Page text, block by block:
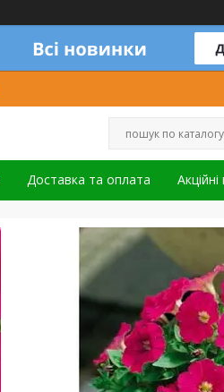
Доставка та оплата